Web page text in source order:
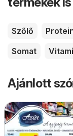
Szőlő
Somat
Ajánlott